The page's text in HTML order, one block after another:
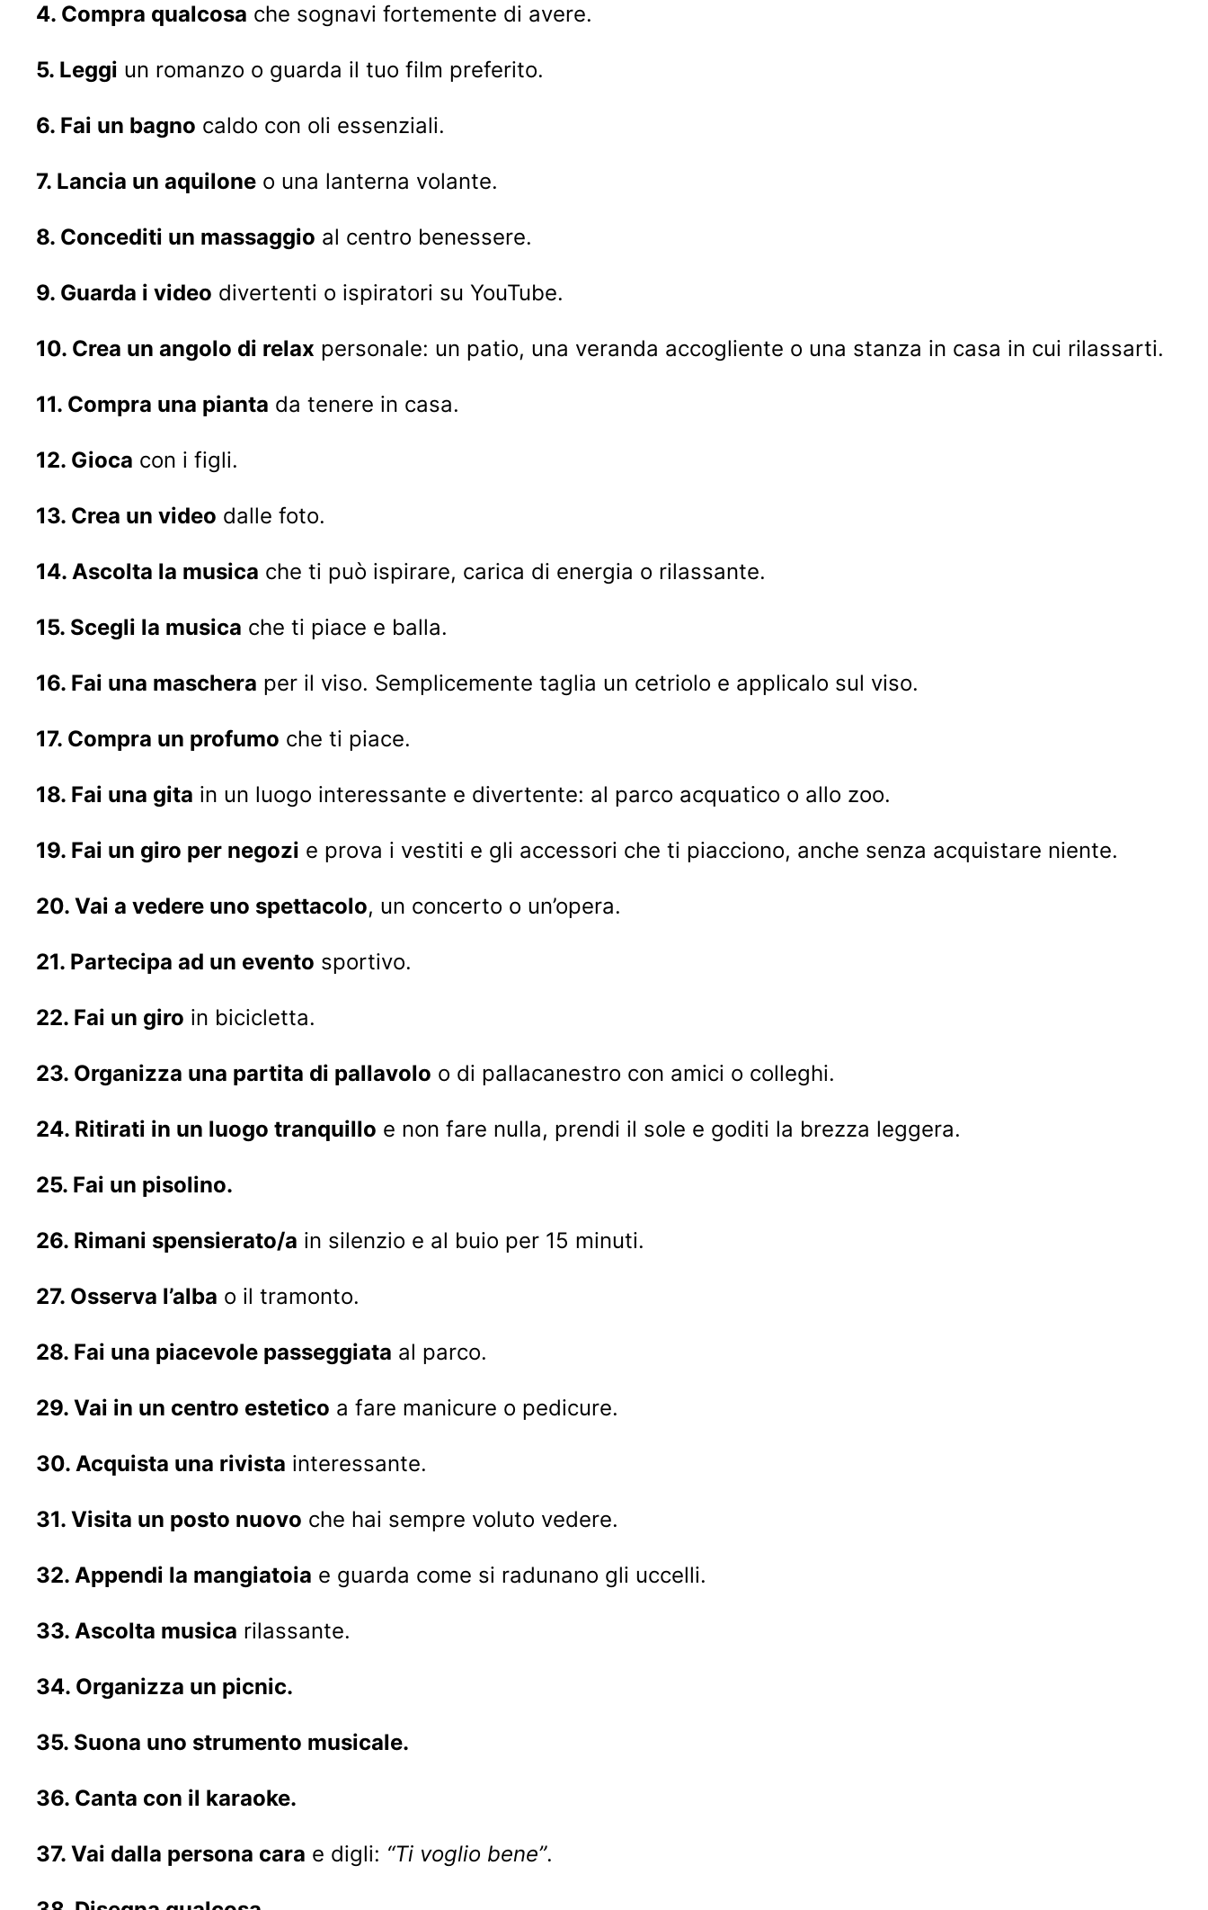
4. Compra qualcosa che sognavi fortemente di avere.
5. Leggi un romanzo o guarda il tuo film preferito.
6. Fai un bagno caldo con oli essenziali.
7. Lancia un aquilone o una lanterna volante.
8. Concediti un massaggio al centro benessere.
9. Guarda i video divertenti o ispiratori su YouTube.
10. Crea un angolo di relax personale: un patio, una veranda accogliente o una stanza in casa in cui rilassarti.
11. Compra una pianta da tenere in casa.
12. Gioca con i figli.
13. Crea un video dalle foto.
14. Ascolta la musica che ti può ispirare, carica di energia o rilassante.
15. Scegli la musica che ti piace e balla.
16. Fai una maschera per il viso. Semplicemente taglia un cetriolo e applicalo sul viso.
17. Compra un profumo che ti piace.
18. Fai una gita in un luogo interessante e divertente: al parco acquatico o allo zoo.
19. Fai un giro per negozi e prova i vestiti e gli accessori che ti piacciono, anche senza acquistare niente.
20. Vai a vedere uno spettacolo, un concerto o un’opera.
21. Partecipa ad un evento sportivo.
22. Fai un giro in bicicletta.
23. Organizza una partita di pallavolo o di pallacanestro con amici o colleghi.
24. Ritirati in un luogo tranquillo e non fare nulla, prendi il sole e goditi la brezza leggera.
25. Fai un pisolino.
26. Rimani spensierato/a in silenzio e al buio per 15 minuti.
27. Osserva l’alba o il tramonto.
28. Fai una piacevole passeggiata al parco.
29. Vai in un centro estetico a fare manicure o pedicure.
30. Acquista una rivista interessante.
31. Visita un posto nuovo che hai sempre voluto vedere.
32. Appendi la mangiatoia e guarda come si radunano gli uccelli.
33. Ascolta musica rilassante.
34. Organizza un picnic.
35. Suona uno strumento musicale.
36. Canta con il karaoke.
37. Vai dalla persona cara e digli: “Ti voglio bene”.